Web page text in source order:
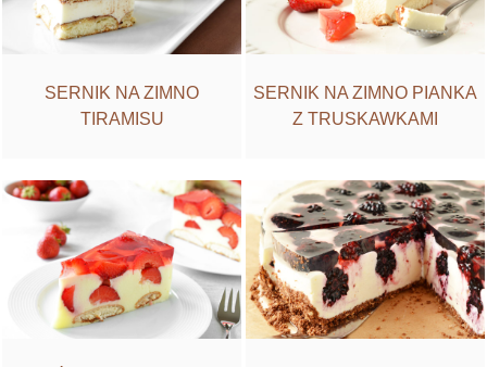
SERNIK NA ZIMNO
TIRAMISU
SERNIK NA ZIMNO PIANKA
Z TRUSKAWKAMI